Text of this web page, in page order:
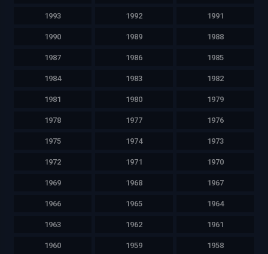
1993 1992 1991
1990 1989 1988
1987 1986 1985
1984 1983 1982
1981 1980 1979
1978 1977 1976
1975 1974 1973
1972 1971 1970
1969 1968 1967
1966 1965 1964
1963 1962 1961
1960 1959 1958